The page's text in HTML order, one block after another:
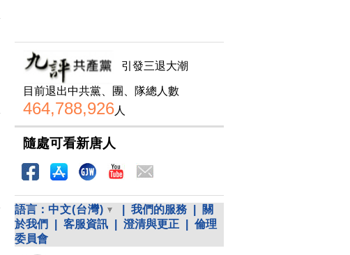
引發三退大潮
目前退出中共黨、團、隊總人數
464,788,926人
隨處可看新唐人
語言： 中文(台灣) 我們的服務
關
於我們
客服資訊 澄清與更正
倫理
委員會